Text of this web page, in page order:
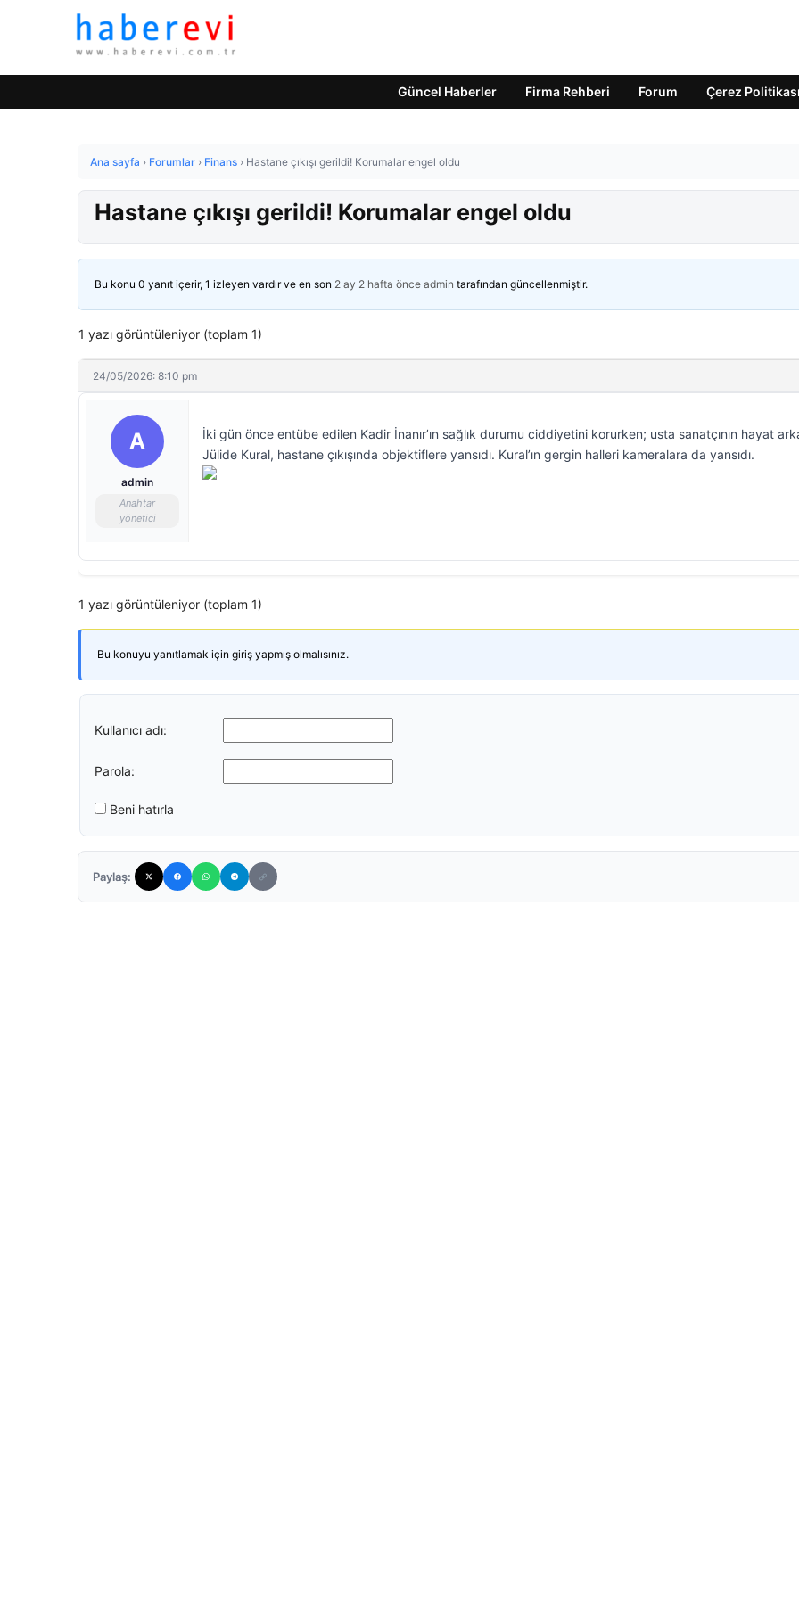
Güncel Haberler Firma Rehberi Forum Çerez Politikası
Ana sayfa › Forumlar › Finans › Hastane çıkışı gerildi! Korumalar engel oldu
Hastane çıkışı gerildi! Korumalar engel oldu
Bu konu 0 yanıt içerir, 1 izleyen vardır ve en son 2 ay 2 hafta önce admin tarafından güncellenmiştir.
1 yazı görüntüleniyor (toplam 1)
24/05/2026: 8:10 pm
A
admin
Anahtar
yönetici
İki gün önce entübe edilen Kadir İnanır’ın sağlık durumu ciddiyetini korurken; usta sanatçının hayat
Jülide Kural, hastane çıkışında objektiflere yansıdı. Kural’ın gergin halleri kameralara da yansıdı.
1 yazı görüntüleniyor (toplam 1)
Bu konuyu yanıtlamak için giriş yapmış olmalısınız.
Kullanıcı adı:
Parola:
Beni hatırla
Paylaş: